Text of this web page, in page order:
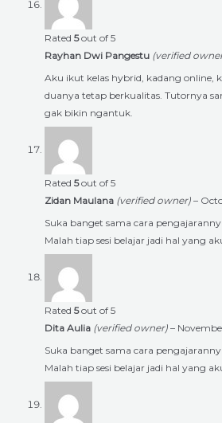
Rated 5out of 5
Rayhan Dwi Pangestu (verified
Aku ikut kelas hybrid, kadang online,
duanya tetap berkualitas. Tutornya
gak bikin ngantuk.
Rated 5out of 5
Zidan Maulana (verified owner) –
Suka banget sama cara
Malah tiap sesi belajar jadi hal yang
Rated 5out of 5
Dita Aulia (verified owner) –
Suka banget sama cara
Malah tiap sesi belajar jadi hal yang